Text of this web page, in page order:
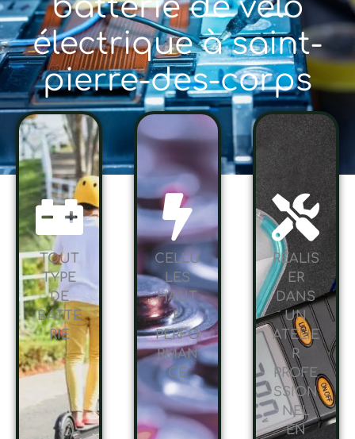
batterie de vélo
électrique à saint-
pierre-des-corps
TOUT
TYPE
DE
BATTE
RIE
CELLU
LES
HAUT
E
PERFO
RMAN
CE
RÉALIS
ER
DANS
UN
ATELIE
R
PROFE
SSION
NEL
EN